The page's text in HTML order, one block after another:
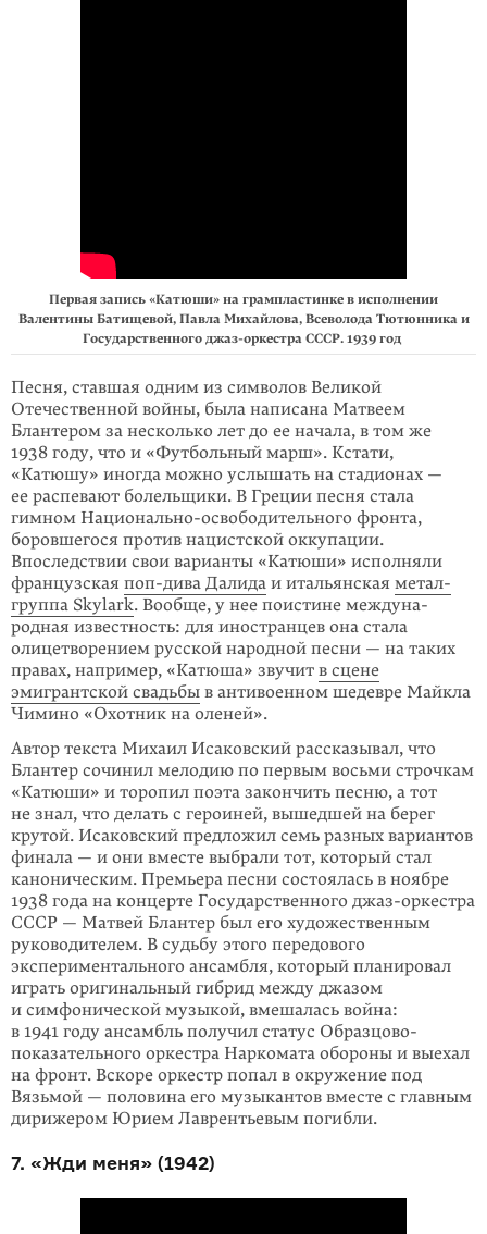
Первая запись «Катюши» на грампластинке в исполнении
Валентины Батищевой, Павла Михайлова, Всеволода Тютюнника и
Государственного джаз-оркестра СССР. 1939 год
Песня, ставшая одним из символов Великой
Отечественной войны, была написана Матве­ем
Блантером за несколько лет до ее начала, в том же
1938 году, что и «Футбольный марш». Кстати,
«Катюшу» иногда можно услышать на ста­дио­нах —
ее распевают болельщики. В Греции песня стала
гимном Нацио­нально-освободительного фронта,
боровшегося против нацистской оккупации.
Впоследствии свои варианты «Катюши» исполняли
французская поп-дива Далида и итальянская метал-
группа Skylark. Вообще, у нее поистине междуна­
родная известность: для иностранцев она стала
олицетворением русской народной песни — на таких
правах, например, «Катюша» звучит в сцене
эмигрантской свадьбы в анти­военном шедевре Майкла
Чимино «Охотник на оленей».
Автор текста Михаил Исаковский рассказы­вал, что
Блантер сочинил мелодию по пер­вым восьми строчкам
«Катюши» и торопил поэта закончить песню, а тот
не знал, что делать с героиней, вышедшей на берег
крутой. Исаковский предло­жил семь разных вариантов
финала — и они вместе выбрали тот, который стал
каноническим. Премьера песни состоялась в ноябре
1938 года на кон­церте Госу­дарственного джаз-оркестра
СССР — Матвей Блантер был его художе­ствен­ным
руководителем. В судьбу этого передового
экспериментального ансамбля, который планировал
играть оригинальный гибрид между джазом
и симфонической музыкой, вмешалась война:
в 1941 году ансамбль получил статус Образцово-
показательного орке­стра Наркомата обороны и выехал
на фронт. Вскоре оркестр попал в окружение под
Вязьмой — половина его музыкантов вместе с главным
дирижером Юрием Лаврентьевым погибли.
7. «Жди меня» (1942)